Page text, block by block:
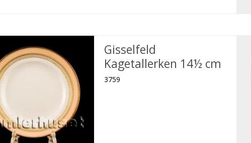
Gisselfeld
Kagetallerken 14½ cm
3759